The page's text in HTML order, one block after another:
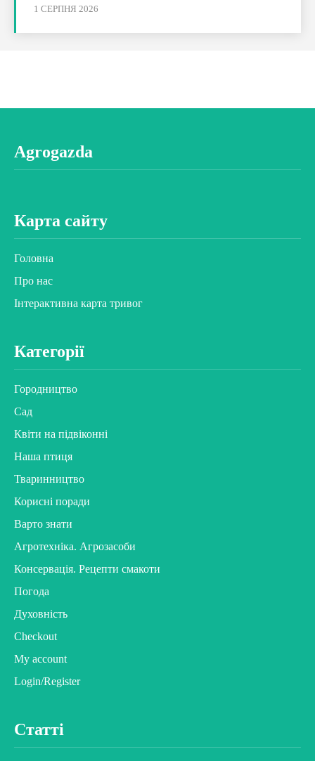
1 СЕРПНЯ 2026
Agrogazda
Карта сайту
Головна
Про нас
Інтерактивна карта тривог
Категорії
Городництво
Сад
Квіти на підвіконні
Наша птиця
Тваринництво
Корисні поради
Варто знати
Агротехніка. Агрозасоби
Консервація. Рецепти смакоти
Погода
Духовність
Checkout
My account
Login/Register
Статті